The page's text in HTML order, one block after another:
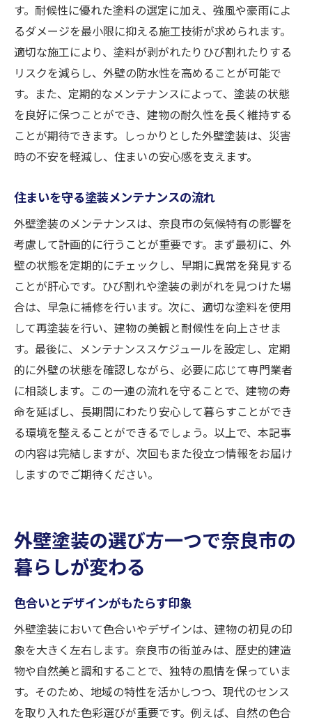
す。耐候性に優れた塗料の選定に加え、強風や豪雨によ
るダメージを最小限に抑える施工技術が求められます。
適切な施工により、塗料が剥がれたりひび割れたりする
リスクを減らし、外壁の防水性を高めることが可能で
す。また、定期的なメンテナンスによって、塗装の状態
を良好に保つことができ、建物の耐久性を長く維持する
ことが期待できます。しっかりとした外壁塗装は、災害
時の不安を軽減し、住まいの安心感を支えます。
住まいを守る塗装メンテナンスの流れ
外壁塗装のメンテナンスは、奈良市の気候特有の影響を
考慮して計画的に行うことが重要です。まず最初に、外
壁の状態を定期的にチェックし、早期に異常を発見する
ことが肝心です。ひび割れや塗装の剥がれを見つけた場
合は、早急に補修を行います。次に、適切な塗料を使用
して再塗装を行い、建物の美観と耐候性を向上させま
す。最後に、メンテナンススケジュールを設定し、定期
的に外壁の状態を確認しながら、必要に応じて専門業者
に相談します。この一連の流れを守ることで、建物の寿
命を延ばし、長期間にわたり安心して暮らすことができ
る環境を整えることができるでしょう。以上で、本記事
の内容は完結しますが、次回もまた役立つ情報をお届け
しますのでご期待ください。
外壁塗装の選び方一つで奈良市の
暮らしが変わる
色合いとデザインがもたらす印象
外壁塗装において色合いやデザインは、建物の初見の印
象を大きく左右します。奈良市の街並みは、歴史的建造
物や自然美と調和することで、独特の風情を保っていま
す。そのため、地域の特性を活かしつつ、現代のセンス
を取り入れた色彩選びが重要です。例えば、自然の色合